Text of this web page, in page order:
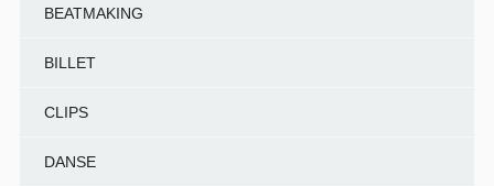
BEATMAKING
BILLET
CLIPS
DANSE